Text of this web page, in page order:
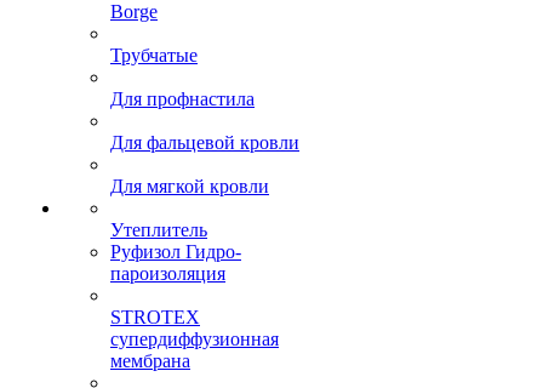
Borge
Трубчатые
Для профнастила
Для фальцевой кровли
Для мягкой кровли
Утеплитель
Руфизол Гидро-
пароизоляция
STROTEX
супердиффузионная
мембрана